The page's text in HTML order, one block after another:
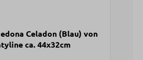
Celadon (Blau) von
ca. 44x32cm